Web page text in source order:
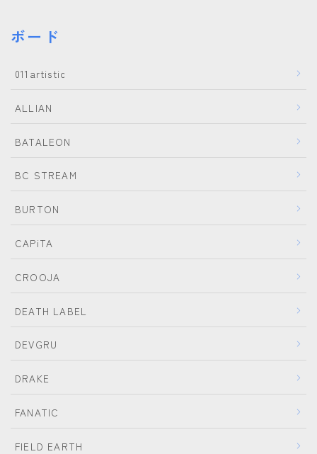
ボード
011artistic
ALLIAN
BATALEON
BC STREAM
BURTON
CAPiTA
CROOJA
DEATH LABEL
DEVGRU
DRAKE
FANATIC
FIELD EARTH